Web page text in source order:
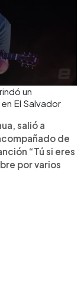
un
El Salvador
salió a
de
“Tú si eres
por varios